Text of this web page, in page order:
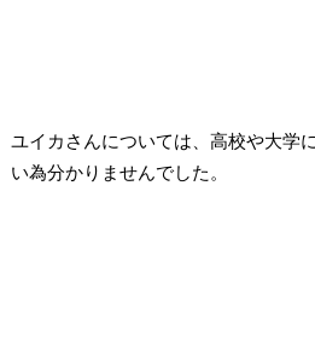
ユイカさんについては、高校や大学
い為分かりませんでした。